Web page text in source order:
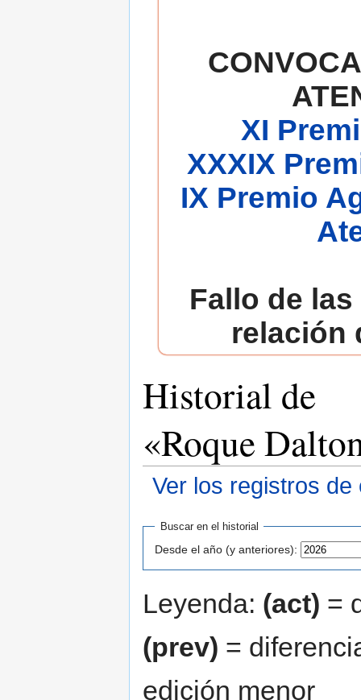
XI
XXXIX
IX Premio
Fallo de
relación
Historial de
«Roque
Ver los registros de
Buscar en el historial
Desde el año (y anteriores):
Leyenda: (act) =
(prev) =
edición menor